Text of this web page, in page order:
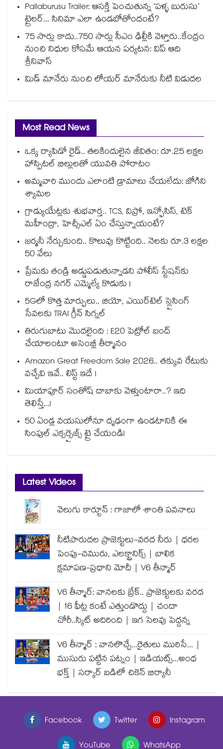
Pallaburusu Trailer: ఆసక్తి పెంచుతున్న ‘పళ్ళ బురుసు’
ట్రైలర్... సినిమా ఎలా ఉండబోతోందంటే?
75 సార్లు కాదు..75‌‌‌‌‌‌‌‌0 సార్లు సీఎం ఢిల్లీకి వెళ్తారు..కేంద్రం
నుంచి నిధుల కోసమే ఆయన పర్యటన: విప్ ఆది
శ్రీనివాస్
మిడ్ మానేరు నుంచి లోయర్ మానేరుకు నీటి విడుదల
Most Read News
ఒక్క ర్యాపిడో రైడ్.. తలకిందులైన జీవితం: రూ.25 లక్షల
హాస్పిటల్ బిల్లులతో యువతి పోరాటం
అమ్మవారి ముందు ఎలాంటి డ్రామాలు చేయలేదు: జోగిని
శ్యామల
గ్రాడ్యుయేట్లకు శుభవార్త.. TCS, విప్రో, ఇన్ఫోసిస్, టెక్
మహీంద్రా, హెచ్సీఎల్ ఏం చేస్తున్నాయంటే?
జర్మనీ నేర్చుకుంది.. కొలువు కొట్టింది.. నెలకు రూ.3 లక్షల
50 వేలు
ప్రేమకు తండ్రి అడ్డుపడుతున్నాడని పోలీస్ స్టేషన్⁪కు
రాజేంద్ర నగర్ ఎమ్మెల్యే కొడుకు !
5Gలో కొత్త మార్పులు.. జియో, ఎయిర్‌టెల్ స్లైసింగ్
సేవలకు TRAI గ్రీన్ సిగ్నల్
తిరుగుబాటు మొదలైంది : E20 పెట్రోల్ బంద్
చేయాలంటూ అసెంబ్లీ తీర్మానం
Amazon Great Freedom Sale 2026.. తక్కువ రేటుకు
వచ్చేవి ఇవే.. లిస్ట్ ఇదే !
మియాపూర్ సంతోష్ దాబాకు వెళ్తుంటారా..? ఇది
తెలిస్తే...!
50 ఏండ్ల వయసులోనూ దృఢంగా ఉండటానికి ఈ
సింపుల్ ఎక్సర్సైజ్స్ ట్రై చేయండి!
Latest Videos
వెలుగు కార్టూన్ : గాజాలో శాంతి పవనాలు
నీటిపారుదల ప్రాజెక్టులు-వరద నీరు | ధరల
పెంపు-చమురు, ఎలక్ట్రానిక్స్ | బాలిక
క్షమాపణ-ప్రధాని మోదీ | V6 తీన్మార్
V6 తీన్మార్: వానలకు బ్రేక్.. ప్రాజెక్టులకు వరద
| 16 ఫీట్ల కంటే ఎత్తుండొద్దు | చందా
చోరీ..స్కిట్ అదిరింది | ఇగ సెలవు పెద్దన్న
V6 తీన్మార్ : వానలొచ్చే...రైతులు మురిసే... |
ముసురు పట్టిన పట్నం | ఇడియట్స్...అంధ
భక్త్ | సర్కార్ బడిలో చికెన్ బిర్యానీ
Facebook Twitter
Instagram